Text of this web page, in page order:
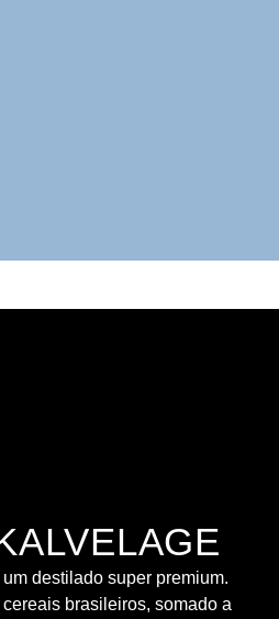
destilado super premium.
brasileiros, somado a